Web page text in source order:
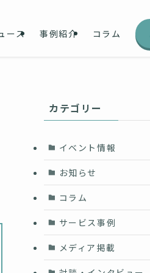
ース 事例紹介 コラム
カテゴリー
イベント情報
お知らせ
コラム
サービス事例
メディア掲載